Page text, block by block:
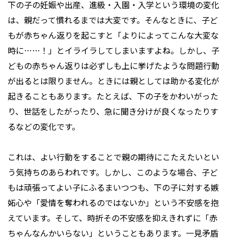
下の子の妊娠や出産、進級・入園・入学という環境の変化
は、親だって慣れるまでは大変です。そんなときに、子ど
もが赤ちゃん返りを起こすと「よりによってこんな大変な
時に……！」とイライラしてしまいますよね。しかし、子
どもの赤ちゃん返りは必ずしも上に挙げたような問題行動
が出るとは限りません。ときには親としては助かる変化が
起きることもあります。たとえば、下の子をかわいがった
り、世話をしたがったり、急に聞き分けが良くなったりす
るなどの変化です。
これは、よい行動をすることで親の期待にこたえたいとい
う気持ちのあらわれです。しかし、このような場合、子ど
もは頑張ってよい子にふるまいつつも、下の子に対する嫉
妬心や「愛情を奪われるのではないか」という不安感を抱
えています。そして、時折その不安感を抑えきれずに「赤
ちゃんなんかいらない」ということもあります。一見矛盾